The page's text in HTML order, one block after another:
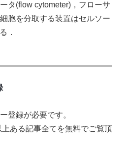
タ(flow cytometer)，フローサ
胞を分取する装置はセルソー
．
登録が必要です。
ある記事全てを無料でご覧頂